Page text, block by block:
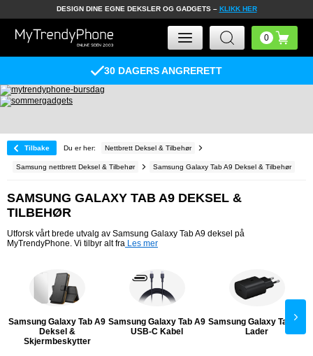
DESIGN DINE EGNE DEKSLER OG GADGETS – KLIKK HER
Tilbake Du er her: Nettbrett Deksel & Tilbehør
Samsung nettbrett Deksel & Tilbehør Samsung Galaxy Tab A9 Deksel & Tilbehør
SAMSUNG GALAXY TAB A9 DEKSEL &
TILBEHØR
Utforsk vårt brede utvalg av Samsung Galaxy Tab A9 deksel på
MyTrendyPhone. Vi tilbyr alt fra Les mer
Samsung Galaxy Tab A9
Deksel &
Skjermbeskytter
Samsung Galaxy Tab A9
USB-C Kabel
Samsung Galaxy Tab A9
Lader